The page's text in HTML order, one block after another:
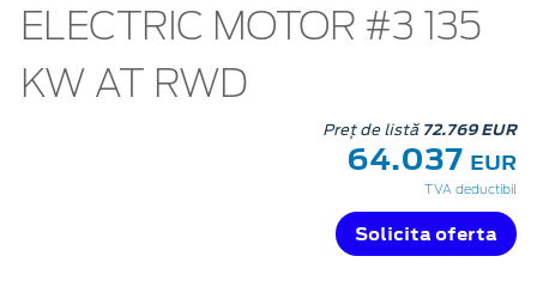
ELECTRIC MOTOR #3 135
KW AT RWD
Preț de listă 72.769 EUR
64.037 EUR
TVA deductibil
Solicita oferta